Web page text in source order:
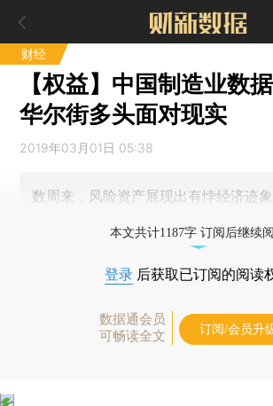
财经
【权益】中国制造业数
华尔街多头面对现实
2019年03月01日 05:38
数周来，风险资产展现出有悖经济迹
本文共计1187字 订阅后继续
登录 后获取已订阅的阅读
数据通会员
可畅读全文
订阅/会员升